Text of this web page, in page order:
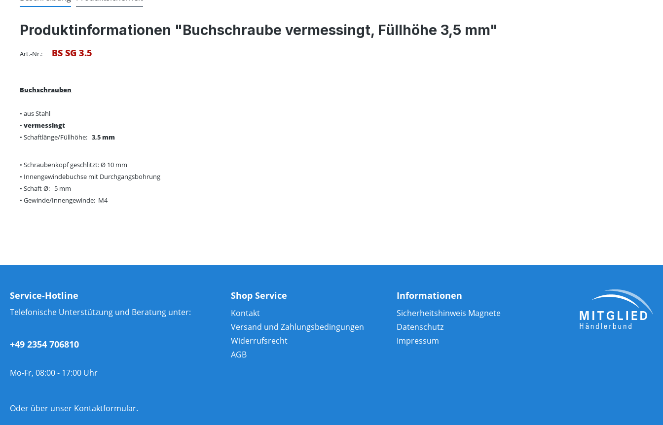
Produktinformationen "Buchschraube vermessingt, Füllhöhe 3,5 mm"
Art.-Nr.: BS SG 3.5
Buchschrauben
• aus Stahl
• vermessingt
• Schaftlänge/Füllhöhe: 3,5mm
• Schraubenkopf geschlitzt: Ø 10 mm
• Innengewindebuchse mit Durchgangsbohrung
• Schaft Ø: 5 mm
• Gewinde/Innengewinde: M4
Service-Hotline
Telefonische Unterstützung und Beratung unter:
+49 2354 706810
Mo-Fr, 08:00 - 17:00 Uhr
Oder über unser Kontaktformular.
Shop Service
Kontakt
Versand und Zahlungsbedingungen
Widerrufsrecht
AGB
Informationen
Sicherheitshinweis Magnete
Datenschutz
Impressum